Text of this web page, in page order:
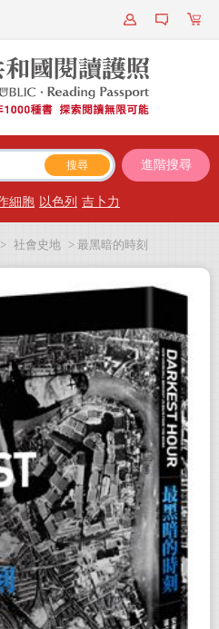
進階搜尋
細胞 以色列 吉卜力
> 社會史地 > 最黑暗的時刻